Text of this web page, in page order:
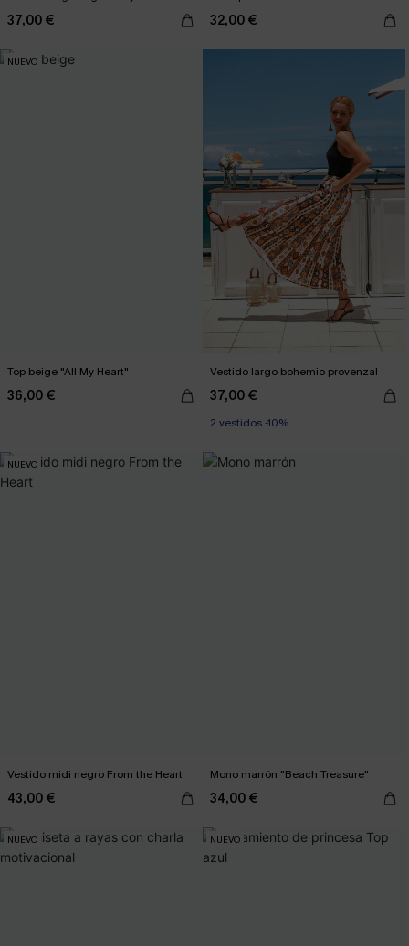
37,00 € 32,00 €
NUEVO
Top beige "All My Heart"
36,00 €
Vestido largo bohemio provenzal
37,00 €
2 vestidos -10%
NUEVO
Vestido midi negro From the Heart
43,00 €
Mono marrón "Beach Treasure"
34,00 €
NUEVO NUEVO